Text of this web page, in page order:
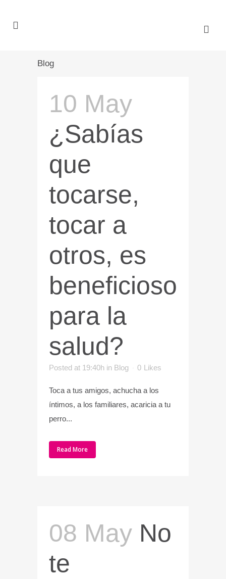
Blog
10 May
¿Sabías
que
tocarse,
tocar a
otros, es
beneficioso
para la
salud?
Posted at 19:40h in Blog 0 Likes
Toca a tus amigos, achucha a los
íntimos, a los familiares, acaricia a tu
perro...
Read More
08 May No
te